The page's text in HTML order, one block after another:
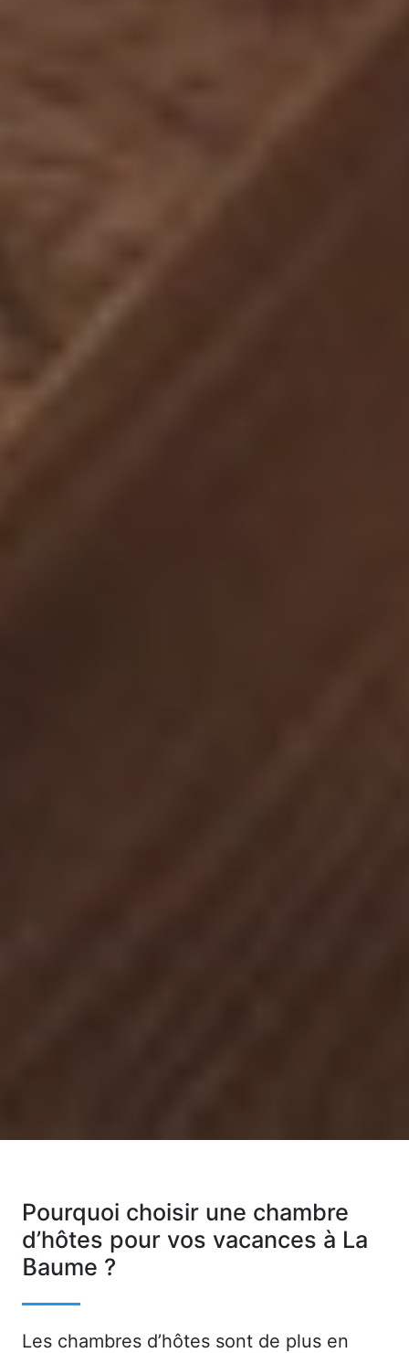
Pourquoi choisir une chambre
d’hôtes pour vos vacances à La
Baume ?
Les chambres d’hôtes sont de plus en